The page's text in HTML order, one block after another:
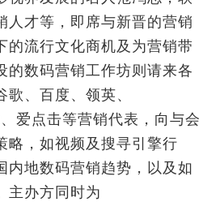
人才等，即席与新晋的营销
的流行文化商机及为营销带
的数码营销工作坊则请来各
、百度、领英、
爱点击等营销代表，向与会
略，如视频及搜寻引擎行
内地数码营销趋势，以及如
主办方同时为